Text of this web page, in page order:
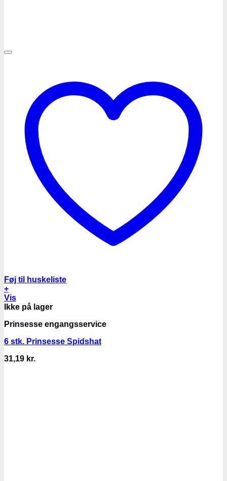
Føj til huskeliste
+
Vis
Ikke på lager
Prinsesse engangsservice
6 stk. Prinsesse Spidshat
31,19 kr.